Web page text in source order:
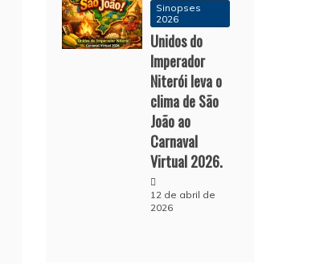
Sinopses
2026
Unidos do
Imperador
Niterói leva o
clima de São
João ao
Carnaval
Virtual 2026.
12 de abril de
2026